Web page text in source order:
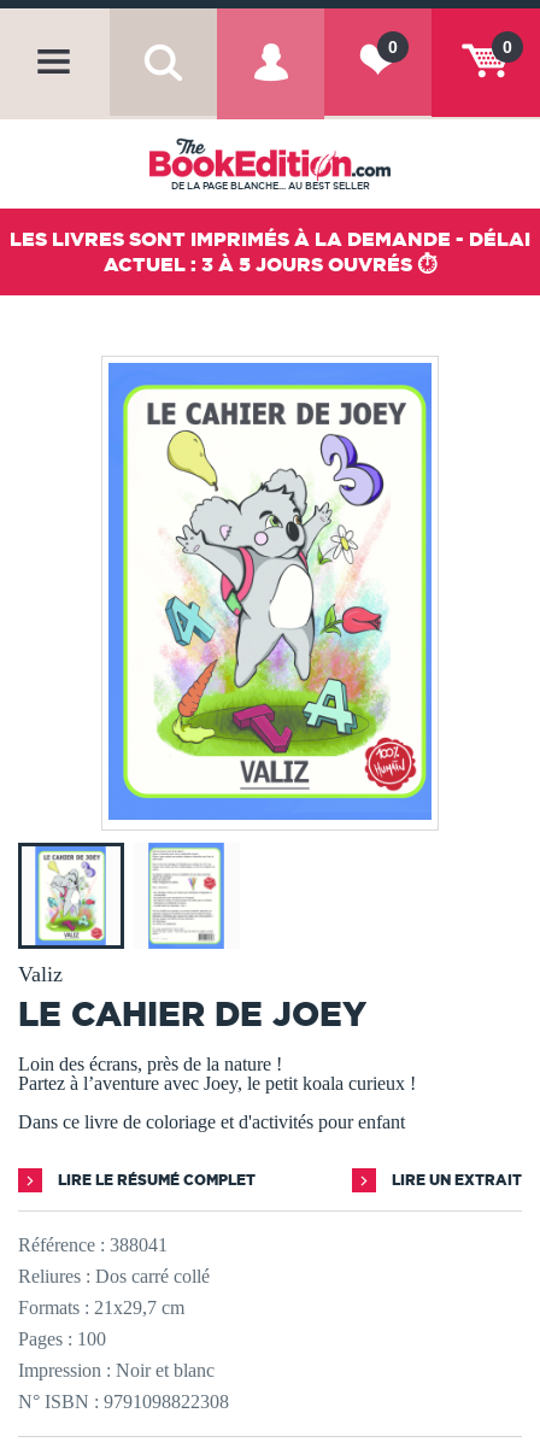
0
0
DE LA PAGE BLANCHE... AU BEST SELLER
LES LIVRES SONT IMPRIMÉS À LA DEMANDE - DÉLAI
ACTUEL : 3 À 5 JOURS OUVRÉS ⏱️
Valiz
LE CAHIER DE JOEY
Loin des écrans, près de la nature !
Partez à l’aventure avec Joey, le petit koala curieux !
Dans ce livre de coloriage et d'activités pour enfant
LIRE LE RÉSUMÉ COMPLET LIRE UN EXTRAIT
Référence : 388041
Reliures : Dos carré collé
Formats : 21x29,7 cm
Pages : 100
Impression : Noir et blanc
N° ISBN : 9791098822308